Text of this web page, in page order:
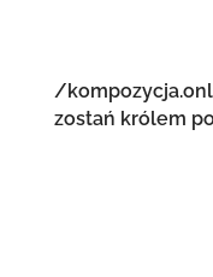
/
zostań królem